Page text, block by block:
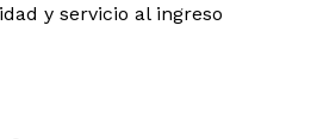
y servicio al ingreso